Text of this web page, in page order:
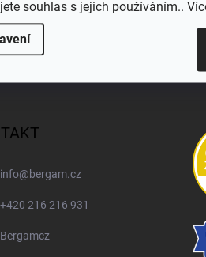
souhlas s jejich používáním..
info@bergam.cz
+420 216 216 931
Bergamcz